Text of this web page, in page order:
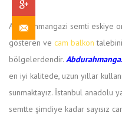
Abdurahmangazi semti eskiye
gösteren ve cam balkon
bölgelerdendir.
en iyi kalitede, uzun yıllar
sunmaktayız. İstanbul anadolu
semtte şimdiye kadar sayısız